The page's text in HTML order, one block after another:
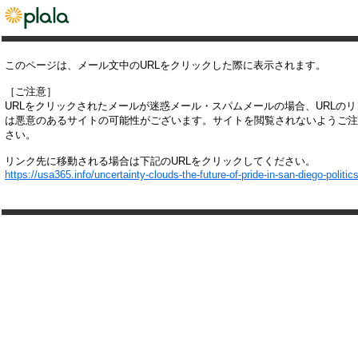
このページは、メール文中のURLをクリックした際に表示されます。
［ご注意］
URLをクリックされたメールが迷惑メール・スパムメールの場合、URLの
は悪意のあるサイトの可能性がございます。サイトを閲覧されないようご
さい。
リンク先に移動される場合は下記のURLをクリックしてください。
https://usa365.info/uncertainty-clouds-the-future-of-pride-in-san-diego-